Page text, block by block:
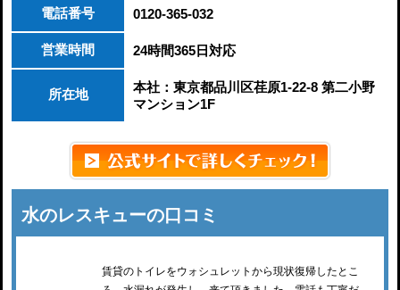
電話番号 0120-365-032
営業時間 24時間365日対応
所在地
本社：東京都品川区荏原1-22-8 第二小野
マンション1F
水のレスキューの口コミ
賃貸のトイレをウォシュレットから現状復帰したとこ